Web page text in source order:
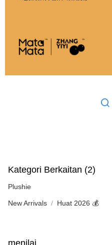
Kategori Berkaitan (2)
Plushie
New Arrivals Huat 2026 💰
menilai